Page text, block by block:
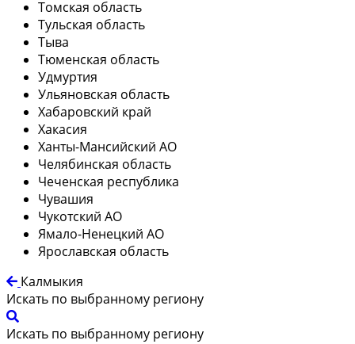
Томская область
Тульская область
Тыва
Тюменская область
Удмуртия
Ульяновская область
Хабаровский край
Хакасия
Ханты-Мансийский АО
Челябинская область
Чеченская республика
Чувашия
Чукотский АО
Ямало-Ненецкий АО
Ярославская область
Калмыкия
Искать по выбранному региону
Искать по выбранному региону